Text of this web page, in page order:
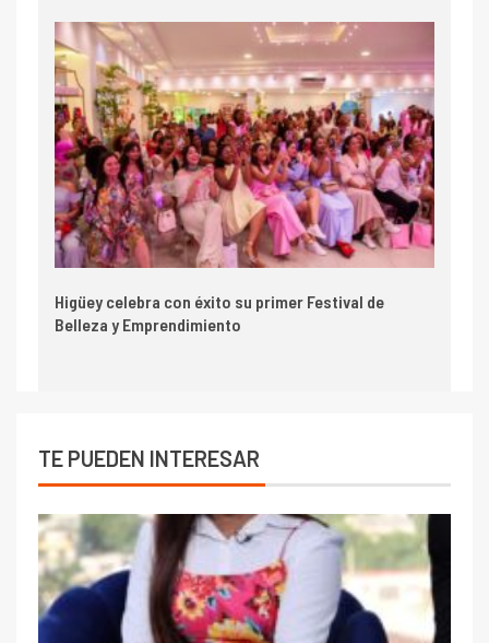
Higüey celebra con éxito su primer Festival de
Belleza y Emprendimiento
TE PUEDEN INTERESAR